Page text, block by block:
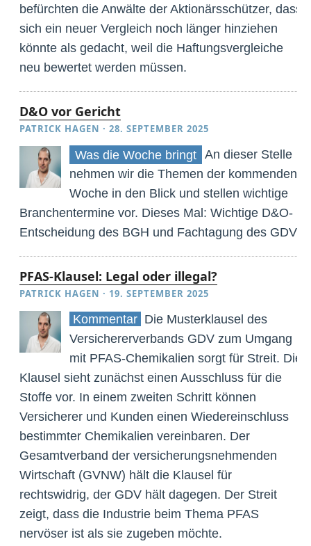
befürchten die Anwälte der Aktionärsschützer, dass
sich ein neuer Vergleich noch länger hinziehen
könnte als gedacht, weil die Haftungsvergleiche
neu bewertet werden müssen.
D&O vor Gericht
PATRICK HAGEN ·28. SEPTEMBER 2025
Was die Woche bringt An dieser Stelle
nehmen wir die Themen der kommenden
Woche in den Blick und stellen wichtige
Branchentermine vor. Dieses Mal: Wichtige D&O-
Entscheidung des BGH und Fachtagung des GDV
PFAS-Klausel: Legal oder illegal?
PATRICK HAGEN · 19. SEPTEMBER 2025
Kommentar Die Musterklausel des
Versichererverbands GDV zum Umgang
mit PFAS-Chemikalien sorgt für Streit. Die
Klausel sieht zunächst einen Ausschluss für die
Stoffe vor. In einem zweiten Schritt können
Versicherer und Kunden einen Wiedereinschluss
bestimmter Chemikalien vereinbaren. Der
Gesamtverband der versicherungsnehmenden
Wirtschaft (GVNW) hält die Klausel für
rechtswidrig, der GDV hält dagegen. Der Streit
zeigt, dass die Industrie beim Thema PFAS
nervöser ist als sie zugeben möchte.